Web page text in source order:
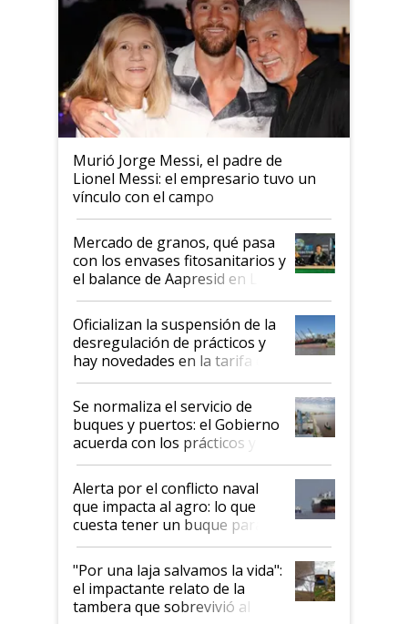
Murió Jorge Messi, el padre de
Lionel Messi: el empresario tuvo un
vínculo con el campo
Mercado de granos, qué pasa
con los envases fitosanitarios y
el balance de Aapresid en La
Posta
Oficializan la suspensión de la
desregulación de prácticos y
hay novedades en la tarifa de
la hidrovía
Se normaliza el servicio de
buques y puertos: el Gobierno
acuerda con los prácticos y
suspende el decreto de
desregulación
Alerta por el conflicto naval
que impacta al agro: lo que
cuesta tener un buque parado
y el peligro de que Argentina
pase a ser "país sucio"
"Por una laja salvamos la vida":
el impactante relato de la
tambera que sobrevivió al